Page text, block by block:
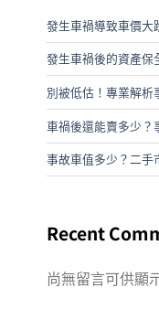
發生車禍導致車價大
發生車禍後的資產保
別被低估！專業解析
車禍後還能賣多少？
事故車值多少？二手
Recent
尚無留言可供顯